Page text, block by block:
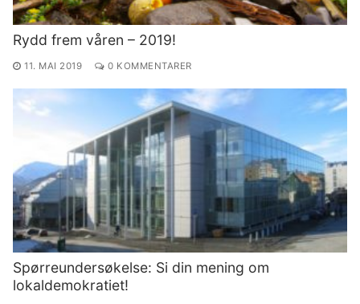
Rydd frem våren – 2019!
11. MAI 2019 0 KOMMENTARER
Spørreundersøkelse: Si din mening om
lokaldemokratiet!